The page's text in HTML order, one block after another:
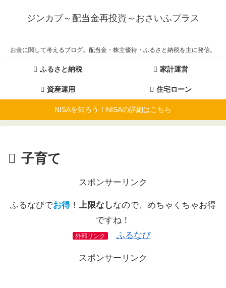
ジンカブ～配当金再投資～おさいふプラス
お金に関して考えるブログ。配当金・株主優待・ふるさと納税を主に発信。
ふるさと納税 家計運営
資産運用 住宅ローン
NISAを知ろう！NISAの詳細はこちら
子育て
スポンサーリンク
ふるなびでお得！ 上限なしなので、めちゃくちゃお得
ですね！
外部リンク ふるなび
スポンサーリンク